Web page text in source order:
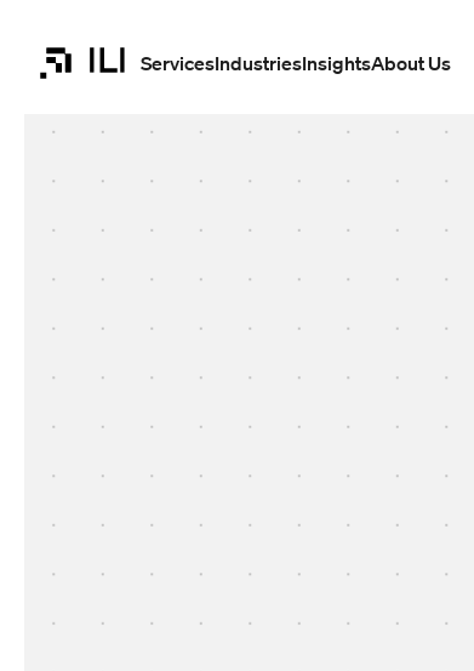
ServicesIndustriesInsightsAbout Us